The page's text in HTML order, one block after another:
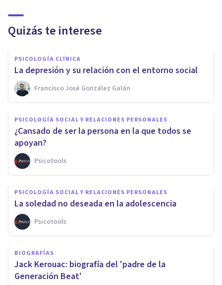
Quizás te interese
PSICOLOGÍA CLÍNICA
La depresión y su relación con el entorno social
Francisco José González Galán
PSICOLOGÍA SOCIAL Y RELACIONES PERSONALES
¿Cansado de ser la persona en la que todos se
apoyan?
Psicotools
PSICOLOGÍA SOCIAL Y RELACIONES PERSONALES
La soledad no deseada en la adolescencia
Psicotools
BIOGRAFÍAS
Jack Kerouac: biografía del 'padre de la
Generación Beat'